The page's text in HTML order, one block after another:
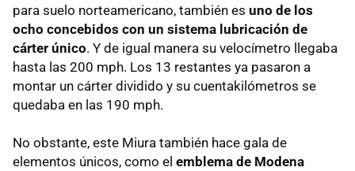
para suelo norteamericano, también es uno de los
ocho concebidos con un sistema lubricación de
cárter único. Y de igual manera su velocímetro llegaba
hasta las 200 mph. Los 13 restantes ya pasaron a
montar un cárter dividido y su cuentakilómetros se
quedaba en las 190 mph.
No obstante, este Miura también hace gala de
elementos únicos, como el emblema de Modena